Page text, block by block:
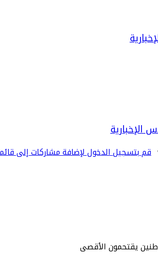
قم بتسجيل الدخول لإضافة مشاركات إلى
يقتحمون الأقصى